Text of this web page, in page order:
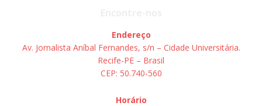
Endereço
Av. Jornalista Aníbal Fernandes, s/n – Cidade Universitária.
Recife-PE – Brasil
CEP: 50.740-560
Horário